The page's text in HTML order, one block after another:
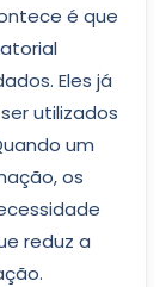
é que
Eles já
utilizados
um
os
reduz a